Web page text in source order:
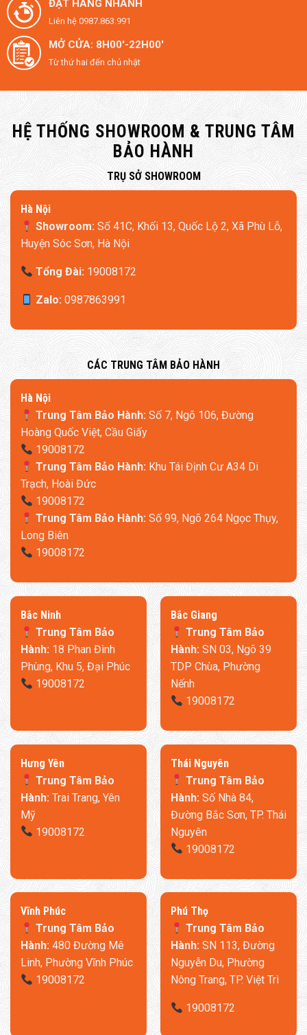
ĐẶT HÀNG NHANH
Liên hệ 0987.863.991
MỞ CỬA: 8H00'-22H00'
Từ thứ hai đến chủ nhật
HỆ THỐNG SHOWROOM & TRUNG TÂM
BẢO HÀNH
​TRỤ SỞ SHOWROOM
Hà Nội
Showroom:Số 41C, Khối 13, Quốc Lộ 2, Xã Phù Lỗ,
Huyện Sóc Sơn, Hà Nội
Tổng Đài:19008172
Zalo:0987863991
​CÁC TRUNG TÂM BẢO HÀNH
​Hà Nội
Trung Tâm Bảo Hành:Số 7, Ngõ 106, Đường
Hoàng Quốc Việt, Cầu Giấy
19008172
Trung Tâm Bảo Hành:Khu Tái Định Cư A34 Di
Trạch, Hoài Đức
19008172
Trung Tâm Bảo Hành:Số 99, Ngõ 264 Ngọc Thụy,
Long Biên
19008172
​Bắc Ninh
Trung Tâm Bảo
Hành:18 Phan Đình
Phùng, Khu 5, Đại Phúc
19008172
​Bắc Giang
Trung Tâm Bảo
Hành:SN 03, Ngõ 39
TDP Chùa, Phường
Nếnh
19008172
​Hưng Yên
Trung Tâm Bảo
Hành: Trai Trang, Yên
Mỹ
19008172
Thái Nguyên
Trung Tâm Bảo
Hành: Số Nhà 84,
Đường Bắc Sơn, TP. Thái
Nguyên
19008172
​Vĩnh Phúc
Trung Tâm Bảo
Hành:480 Đường Mê
Linh, Phường Vĩnh Phúc
19008172
​Phú Thọ
Trung Tâm Bảo
Hành:SN 113, Đường
Nguyễn Du, Phường
Nông Trang, TP. Việt Trì
19008172